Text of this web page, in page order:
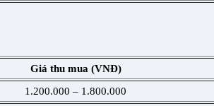
Giá thu mua (VNĐ)
1.200.000 – 1.800.000